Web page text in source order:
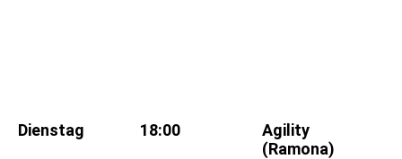
Dienstag 18:00
Agility
(Ramona)